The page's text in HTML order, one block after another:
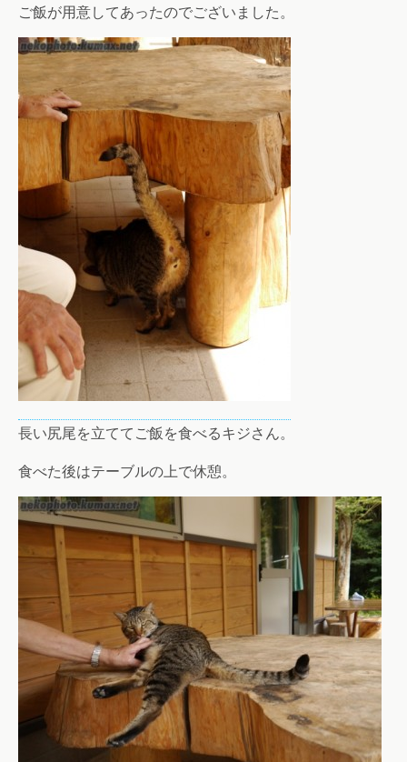
ご飯が用意してあったのでございました。
長い尻尾を立ててご飯を食べるキジさん。
食べた後はテーブルの上で休憩。